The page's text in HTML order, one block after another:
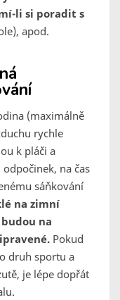
li si poradit s
apod.
(maximálně
rychle
k pláči a
na čas
sáňkování
na zimní
na
Pokud
druh sportu a
je lépe dopřát